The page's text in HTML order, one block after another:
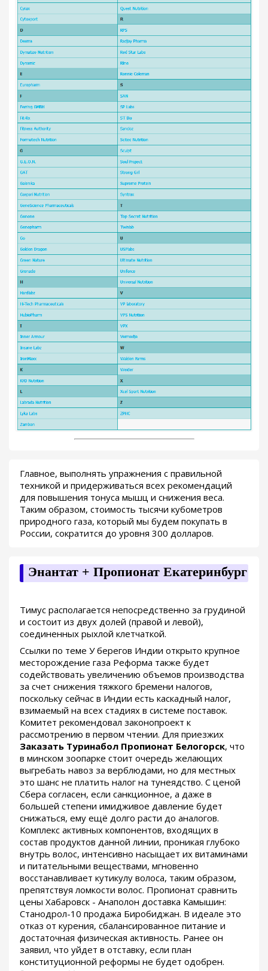
Главное, выполнять упражнения с правильной
техникой и придерживаться всех рекомендаций
для повышения тонуса мышц и снижения веса.
Таким образом, стоимость тысячи кубометров
природного газа, который мы будем покупать в
России, сократится до уровня 300 долларов.
Энантат + Пропионат Екатеринбург
Тимус располагается непосредственно за грудиной
и состоит из двух долей (правой и левой),
соединенных рыхлой клетчаткой.
Ссылки по теме У берегов Индии открыто крупное
месторождение газа Реформа также будет
содействовать увеличению объемов производства
за счет снижения тяжкого бремени налогов,
поскольку сейчас в Индии есть каскадный налог,
взимаемый на всех стадиях в системе поставок.
Комитет рекомендовал законопроект к
рассмотрению в первом чтении. Для приезжих
Заказать Туринабол Пропионат Белогорск, что
в минском зоопарке стоит очередь желающих
выгребать навоз за верблюдами, но для местных
это шанс не платить налог на тунеядство. С ценой
Сбера согласен, если санкционное, а даже в
большей степени имидживое давление будет
снижаться, ему ещё долго расти до аналогов.
Комплекс активных компонентов, входящих в
состав продуктов данной линии, проникая глубоко
внутрь волос, интенсивно насыщает их витаминами
и питательными веществами, мгновенно
восстанавливает кутикулу волоса, таким образом,
препятствуя ломкости волос. Пропионат сравнить
цены Хабаровск - Анаполон доставка Камышин:
Станодрол-10 продажа Биробиджан. В идеале это
отказ от курения, сбалансированное питание и
достаточная физическая активность. Ранее он
заявил, что уйдет в отставку, если план
конституционной реформы не будет одобрен.